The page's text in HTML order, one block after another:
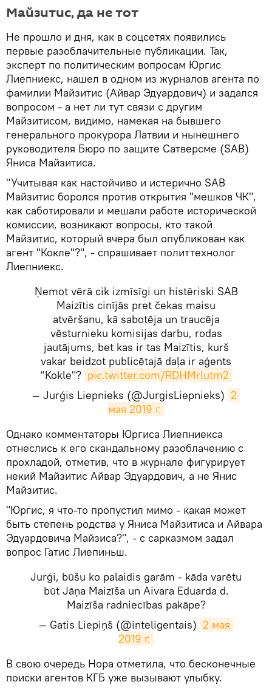
Майзитис, да не тот
Не прошло и дня, как в соцсетях появились
первые разоблачительные публикации. Так,
эксперт по политическим вопросам Юргис
Лиепниекс, нашел в одном из журналов агента по
фамилии Майзитис (Айвар Эдуардович) и задался
вопросом - а нет ли тут связи с другим
Майзитисом, видимо, намекая на бывшего
генерального прокурора Латвии и нынешнего
руководителя Бюро по защите Сатверсме (SAB)
Яниса Майзитиса.
"Учитывая как настойчиво и истерично SAB
Майзитис боролся против открытия "мешков ЧК",
как саботировали и мешали работе исторической
комиссии, возникают вопросы, кто такой
Майзитис, который вчера был опубликован как
агент "Кокле"?", - спрашивает политтехнолог
Лиепниекс.
Ņemot vērā cik izmīsīgi un histēriski SAB
Maizītis cinījās pret čekas maisu
atvēršanu, kā sabotēja un traucēja
vēsturnieku komisijas darbu, rodas
jautājums, bet kas ir tas Maizītis, kurš
vakar beidzot publicētajā daļa ir aģents
“Kokle"? pic.twitter.com/RDHMrlutm2
— Jurģis Liepnieks (@JurgisLiepnieks) 2
мая 2019 г.
​Однако комментаторы Юргиса Лиепниекса
отнеслись к его скандальному разоблачению с
прохладой, отметив, что в журнале фигурирует
некий Майзитис Айвар Эдуардович, а не Янис
Майзитис.
"Юргис, я что-то пропустил мимо - какая может
быть степень родства у Яниса Майзитиса и Айвара
Эдуардовича Майзиса?", - с сарказмом задал
вопрос Гатис Лиепиньш.
Jurģi, būšu ko palaidis garām - kāda varētu
būt Jāņa Maizīša un Aivara Eduarda d.
Maizīša radniecības pakāpe?
— Gatis Liepiņš (@inteligentais) 2 мая
2019 г.
​В свою очередь Нора отметила, что бесконечные
поиски агентов КГБ уже вызывают улыбку.